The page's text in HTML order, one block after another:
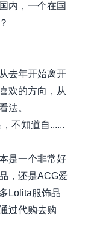
内，一个在国
去年开始离开
欢的方向，从
法。
不知道自......
是一个非常好
，还是ACG爱
Lolita服饰品
过代购去购